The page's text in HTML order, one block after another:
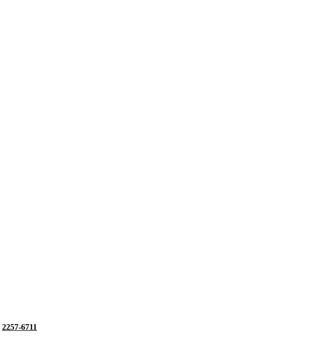
2257-6711